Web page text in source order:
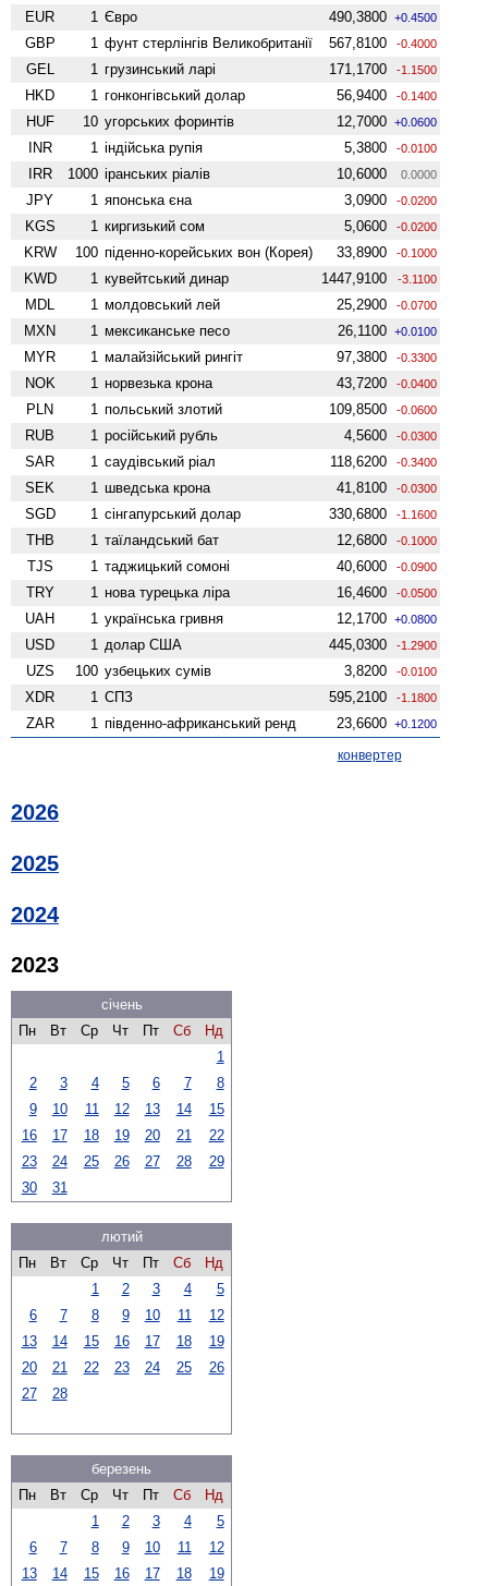
EUR 1 Євро 490,3800 +0.4500
GBP 1 фунт стерлінгів Велико­британії 567,8100 -0.4000
GEL 1 грузинський ларі 171,1700 -1.1500
HKD 1 гонконгівський долар 56,9400 -0.1400
HUF 10 угорських форинтів 12,7000 +0.0600
INR 1 індійська рупія 5,3800 -0.0100
IRR 1000 іранських ріалів 10,6000 0.0000
JPY 1 японська єна 3,0900 -0.0200
KGS 1 киргизький сом 5,0600 -0.0200
KRW 100 піденно-корейських вон (Корея) 33,8900 -0.1000
KWD 1 кувейтський динар 1447,9100 -3.1100
MDL 1 молдовський лей 25,2900 -0.0700
MXN 1 мексиканське песо 26,1100 +0.0100
MYR 1 малайзійський рингіт 97,3800 -0.3300
NOK 1 норвезька крона 43,7200 -0.0400
PLN 1 польський злотий 109,8500 -0.0600
RUB 1 російський рубль 4,5600 -0.0300
SAR 1 саудівський ріал 118,6200 -0.3400
SEK 1 шведська крона 41,8100 -0.0300
SGD 1 сінгапурський долар 330,6800 -1.1600
THB 1 таїландський бат 12,6800 -0.1000
TJS 1 таджицький сомоні 40,6000 -0.0900
TRY 1 нова турецька ліра 16,4600 -0.0500
UAH 1 українська гривня 12,1700 +0.0800
USD 1 долар США 445,0300 -1.2900
UZS 100 узбецьких сумів 3,8200 -0.0100
XDR 1 СПЗ 595,2100 -1.1800
ZAR 1 південно-африканський ренд 23,6600 +0.1200
конвертер
2026
2025
2024
2023
січень
Пн
Вт Ср Чт Пт Сб
Нд
1
2
3 4 5 6 7
8
9
10 11 12 13 14
15
16
17 18 19 20 21
22
23
24 25 26 27 28
29
30
31
лютий
Пн
Вт Ср Чт Пт Сб
Нд
1
2 3 4
5
6
7 8 9 10 11
12
13
14 15 16 17 18
19
20
21 22 23 24 25
26
27
28
березень
Пн
Вт Ср Чт Пт Сб
Нд
1
2 3 4
5
6
7 8 9 10 11
12
13
14 15 16 17 18 19